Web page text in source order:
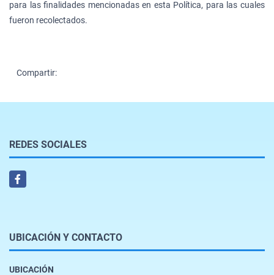
para las finalidades mencionadas en esta Política, para las cuales
fueron recolectados.
Compartir:
REDES SOCIALES
Facebook
UBICACIÓN Y CONTACTO
UBICACIÓN